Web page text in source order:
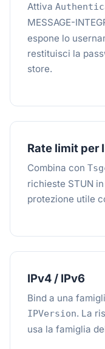
Attiva
MESSAGE-
espone lo
restituisci la
store.
Rate limit per
Combina con
richieste STUN
protezione utile
IPv4 / IPv6
Bind a una
IPVersion. La
usa la famiglia